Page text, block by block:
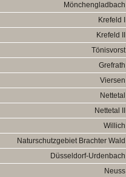
Mönchengladbach
Krefeld I
Krefeld II
Tönisvorst
Grefrath
Viersen
Nettetal
Nettetal II
Willich
Naturschutzgebiet Brachter Wald
Düsseldorf-Urdenbach
Neuss